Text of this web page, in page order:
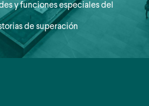
y funciones especiales del
de superación